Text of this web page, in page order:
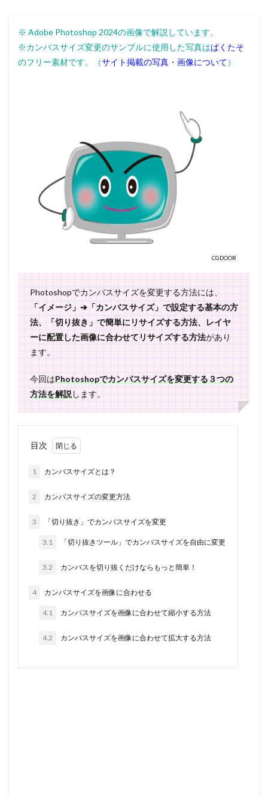
※ Adobe Photoshop 2024の画像で解説しています。
※カンバスサイズ変更のサンプルに使用した写真はぱくたそ
のフリー素材です。（サイト掲載の写真・画像について）
CGDOOR
Photoshopでカンバスサイズを変更する方法には、
「イメージ」➔「カンバスサイズ」で設定する基本の方
法、「切り抜き」で簡単にリサイズする方法、レイヤ
ーに配置した画像に合わせてリサイズする方法があり
ます。
今回はPhotoshopでカンバスサイズを変更する３つの
方法を解説します。
目次
1 カンバスサイズとは？
2 カンバスサイズの変更方法
3 「切り抜き」でカンバスサイズを変更
3.1 「切り抜きツール」でカンバスサイズを自由に変更
3.2 カンバスを切り抜くだけならもっと簡単！
4 カンバスサイズを画像に合わせる
4.1 カンバスサイズを画像に合わせて縮小する方法
4.2 カンバスサイズを画像に合わせて拡大する方法